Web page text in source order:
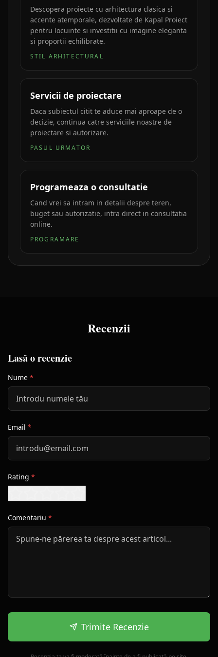
Descopera proiecte cu arhitectura clasica si
accente atemporale, dezvoltate de Kapal Proiect
pentru locuinte si investitii cu imagine eleganta
si proportii echilibrate.
STIL ARHITECTURAL
Servicii de proiectare
Daca subiectul citit te aduce mai aproape de o
decizie, continua catre serviciile noastre de
proiectare si autorizare.
PASUL URMATOR
Programeaza o consultatie
Cand vrei sa intram in detalii despre teren,
buget sau autorizatie, intra direct in consultatia
online.
PROGRAMARE
Recenzii
Lasă o recenzie
Nume *
Email *
Rating *
Comentariu *
Trimite Recenzie